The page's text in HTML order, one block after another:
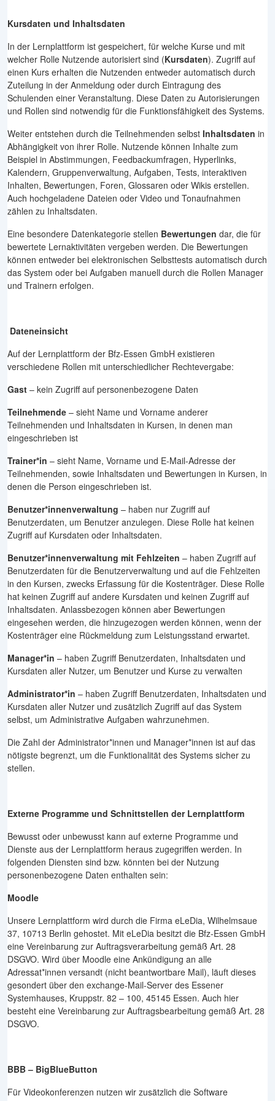
Kursdaten und Inhaltsdaten
In der Lernplattform ist gespeichert, für welche Kurse und mit
welcher Rolle Nutzende autorisiert sind (Kursdaten). Zugriff auf
einen Kurs erhalten die Nutzenden entweder automatisch durch
Zuteilung in der Anmeldung oder durch Eintragung des
Schulenden einer Veranstaltung. Diese Daten zu Autorisierungen
und Rollen sind notwendig für die Funktionsfähigkeit des Systems.
Weiter entstehen durch die Teilnehmenden selbst Inhaltsdaten in
Abhängigkeit von ihrer Rolle. Nutzende können Inhalte zum
Beispiel in Abstimmungen, Feedbackumfragen, Hyperlinks,
Kalendern, Gruppenverwaltung, Aufgaben, Tests, interaktiven
Inhalten, Bewertungen, Foren, Glossaren oder Wikis erstellen.
Auch hochgeladene Dateien oder Video und Tonaufnahmen
zählen zu Inhaltsdaten.
Eine besondere Datenkategorie stellen Bewertungen dar, die für
bewertete Lernaktivitäten vergeben werden. Die Bewertungen
können entweder bei elektronischen Selbsttests automatisch durch
das System oder bei Aufgaben manuell durch die Rollen Manager
und Trainern erfolgen.
Dateneinsicht
Auf der Lernplattform der Bfz-Essen GmbH existieren
verschiedene Rollen mit unterschiedlicher Rechtevergabe:
Gast – kein Zugriff auf personenbezogene Daten
Teilnehmende – sieht Name und Vorname anderer
Teilnehmenden und Inhaltsdaten in Kursen, in denen man
eingeschrieben ist
Trainer*in – sieht Name, Vorname und E-Mail-Adresse der
Teilnehmenden, sowie Inhaltsdaten und Bewertungen in Kursen, in
denen die Person eingeschrieben ist.
Benutzer*innenverwaltung – haben nur Zugriff auf
Benutzerdaten, um Benutzer anzulegen. Diese Rolle hat keinen
Zugriff auf Kursdaten oder Inhaltsdaten.
Benutzer*innenverwaltung mit Fehlzeiten – haben Zugriff auf
Benutzerdaten für die Benutzerverwaltung und auf die Fehlzeiten
in den Kursen, zwecks Erfassung für die Kostenträger. Diese Rolle
hat keinen Zugriff auf andere Kursdaten und keinen Zugriff auf
Inhaltsdaten. Anlassbezogen können aber Bewertungen
eingesehen werden, die hinzugezogen werden können, wenn der
Kostenträger eine Rückmeldung zum Leistungsstand erwartet.
Manager*in – haben Zugriff Benutzerdaten, Inhaltsdaten und
Kursdaten aller Nutzer, um Benutzer und Kurse zu verwalten
Administrator*in – haben Zugriff Benutzerdaten, Inhaltsdaten und
Kursdaten aller Nutzer und zusätzlich Zugriff auf das System
selbst, um Administrative Aufgaben wahrzunehmen.
Die Zahl der Administrator*innen und Manager*innen ist auf das
nötigste begrenzt, um die Funktionalität des Systems sicher zu
stellen.
Externe Programme und Schnittstellen der Lernplattform
Bewusst oder unbewusst kann auf externe Programme und
Dienste aus der Lernplattform heraus zugegriffen werden. In
folgenden Diensten sind bzw. könnten bei der Nutzung
personenbezogene Daten enthalten sein:
Moodle
Unsere Lernplattform wird durch die Firma eLeDia, Wilhelmsaue
37, 10713 Berlin gehostet. Mit eLeDia besitzt die Bfz-Essen GmbH
eine Vereinbarung zur Auftragsverarbeitung gemäß Art. 28
DSGVO. Wird über Moodle eine Ankündigung an alle
Adressat*innen versandt (nicht beantwortbare Mail), läuft dieses
gesondert über den exchange-Mail-Server des Essener
Systemhauses, Kruppstr. 82 – 100, 45145 Essen. Auch hier
besteht eine Vereinbarung zur Auftragsbearbeitung gemäß Art. 28
DSGVO.
BBB – BigBlueButton
Für Videokonferenzen nutzen wir zusätzlich die Software